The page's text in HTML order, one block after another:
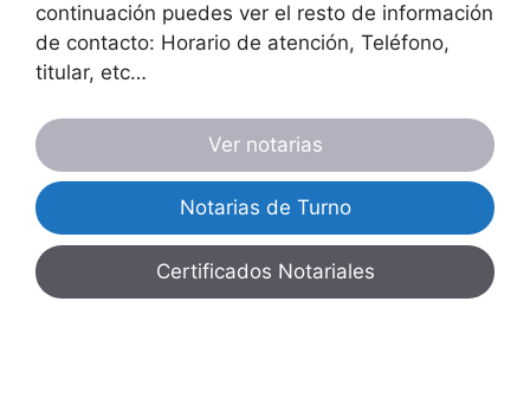
continuación puedes ver el resto de información
de contacto: Horario de atención, Teléfono,
titular, etc…
Ver notarias
Notarias de Turno
Certificados Notariales